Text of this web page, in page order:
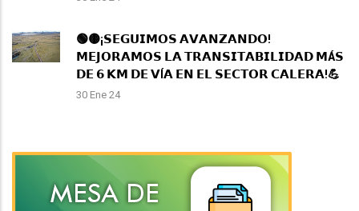
🟢🟡¡𝗦𝗘𝗚𝗨𝗜𝗠𝗢𝗦 𝗔𝗩𝗔𝗡𝗭𝗔𝗡𝗗𝗢!
𝗠𝗘𝗝𝗢𝗥𝗔𝗠𝗢𝗦 𝗟𝗔 𝗧𝗥𝗔𝗡𝗦𝗜𝗧𝗔𝗕𝗜𝗟𝗜𝗗𝗔𝗗 𝗠Á𝗦
𝗗𝗘 𝟲 𝗞𝗠 𝗗𝗘 𝗩Í𝗔 𝗘𝗡 𝗘𝗟 𝗦𝗘𝗖𝗧𝗢𝗥 𝗖𝗔𝗟𝗘𝗥𝗔!💪
30 Ene 24